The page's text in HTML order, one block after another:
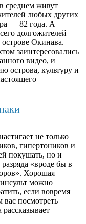
среднем живут
любых других
— 82 года. А
долгожителей
Окинава.
заинтересовались
видео, и
острова, культуру и
не только
гипертоников и
покушать, но и
«вроде бы в
Хорошая
можно
если вовремя
вас посмотреть